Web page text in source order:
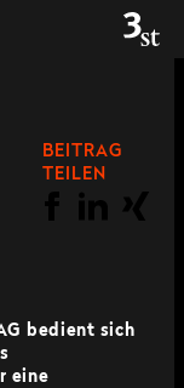
BEITRAG
TEILEN
bedient sich
eine